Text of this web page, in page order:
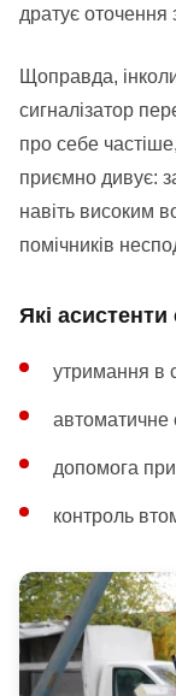
дратує
Щоправда,
сигналізатор
про себе
приємно дивує:
навіть високим
помічників
Які асистенти
утримання в
автоматичне
допомога при
контроль